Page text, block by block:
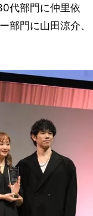
代部門に仲里依
部門に山田涼介、